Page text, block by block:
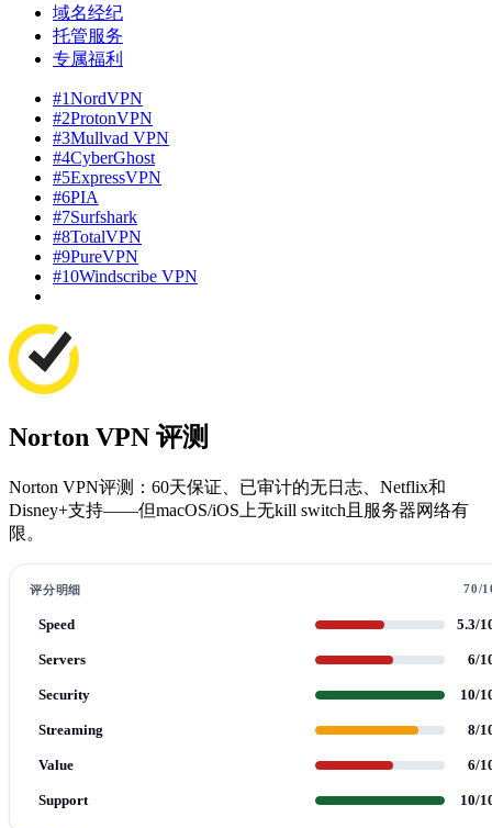
域名经纪
托管服务
专属福利
#1NordVPN
#2ProtonVPN
#3Mullvad VPN
#4CyberGhost
#5ExpressVPN
#6PIA
#7Surfshark
#8TotalVPN
#9PureVPN
#10Windscribe VPN
Norton VPN 评测
Norton VPN评测：60天保证、已审计的无日志、Netflix和
Disney+支持——但macOS/iOS上无kill switch且服务器网络有
限。
评分明细 70/
Speed 5.3/
Servers 6/
Security 10/
Streaming 8/
Value 6/
Support 10/